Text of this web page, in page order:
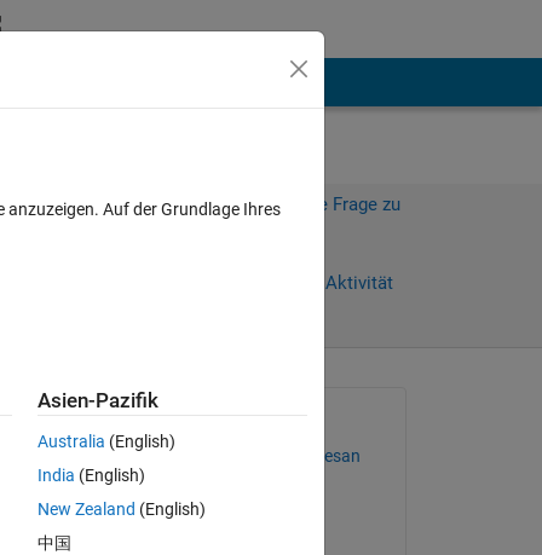
Melden Sie sich an, um diese Frage zu
Anmelden, um Aktivität
Gopalakrishnan venkatesan
am 18 Jun. 2015
Auf der Grundlage Ihres
Asien-Pazifik
Australia (English)
India (English)
New Zealand (English)
中国